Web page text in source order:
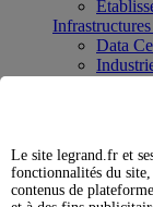
Data
Le site legrand.fr et
fonctionnalités du site,
contenus de